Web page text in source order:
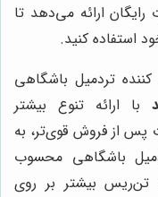
ارائه می‌دهد تا
استفاده کنید.
تردمیل باشگاهی
با ارائه تنوع بیشتر
پس از فروش قوی‌تر، به
باشگاهی محسوب
تن‌ریس بیشتر بر روی